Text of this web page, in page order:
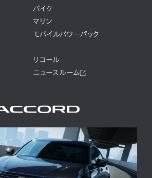
バイク
マリン
モバイルパワーパック
リコール
ニュースルーム